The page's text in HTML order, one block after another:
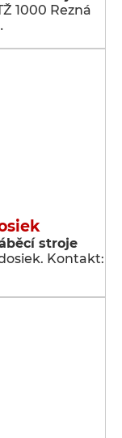
1000 Rezná
stroje
Kontakt: